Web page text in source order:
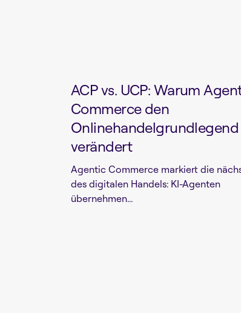
ACP vs. UCP: Warum
Commerce den
Onlinehandelgrundlegend
verändert
Agentic Commerce markiert die
des digitalen Handels: KI-Agenten
übernehmen...